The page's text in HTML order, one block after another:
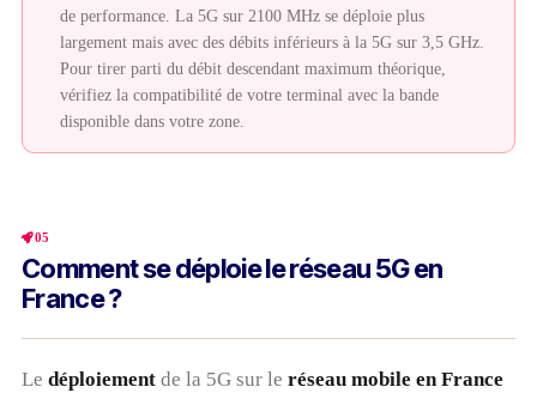
de performance. La 5G sur 2100 MHz se déploie plus
largement mais avec des débits inférieurs à la 5G sur 3,5 GHz.
Pour tirer parti du débit descendant maximum théorique,
vérifiez la compatibilité de votre terminal avec la bande
disponible dans votre zone.
05
Comment se déploie le réseau 5G en
France ?
Le déploiement de la 5G sur le réseau mobile en France